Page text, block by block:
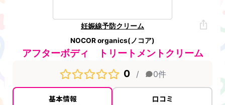
妊娠線予防クリーム
NOCOR organics(ノコア)
アフターボディ トリートメントクリーム
0
/ 0件
基本情報 口コミ